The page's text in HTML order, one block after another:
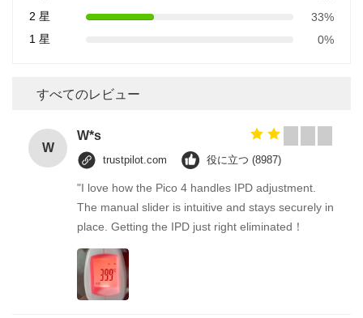
2 星
33%
1 星
0%
すべてのレビュー
W
W*s
trustpilot.com 役に立つ (8987)
"I love how the Pico 4 handles IPD adjustment.
The manual slider is intuitive and stays securely in
place. Getting the IPD just right eliminated！